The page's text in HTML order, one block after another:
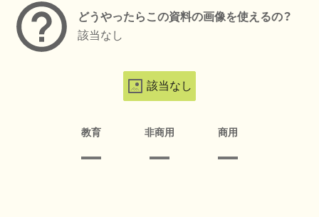
どうやったらこの資料の画像を使えるの？
該当なし
該当なし
教育 非商用 商用